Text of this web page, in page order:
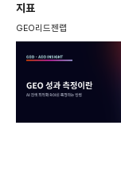
지표
GEO리드젠랩